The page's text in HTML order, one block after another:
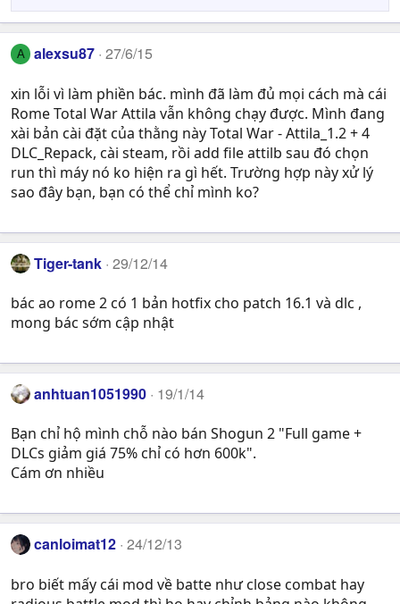
A alexsu87 27/6/15
xin lỗi vì làm phiền bác. mình đã làm đủ mọi cách mà cái
Rome Total War Attila vẫn không chạy được. Mình đang
xài bản cài đặt của thằng này Total War - Attila_1.2 + 4
DLC_Repack, cài steam, rồi add file attilb sau đó chọn
run thì máy nó ko hiện ra gì hết. Trường hợp này xử lý
sao đây bạn, bạn có thể chỉ mình ko?
Tiger-tank 29/12/14
bác ao rome 2 có 1 bản hotfix cho patch 16.1 và dlc ,
mong bác sớm cập nhật
anhtuan1051990 19/1/14
Bạn chỉ hộ mình chỗ nào bán Shogun 2 "Full game +
DLCs giảm giá 75% chỉ có hơn 600k".
Cám ơn nhiều
canloimat12 24/12/13
bro biết mấy cái mod về batte như close combat hay